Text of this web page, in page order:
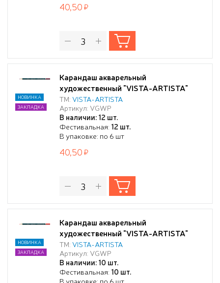
40,50
Карандаш акварельный
художественный "VISTA-ARTISTA"
"Gallery" заточенный 311 Бордо (Claret)
ТМ:VISTA-ARTISTA
Артикул: VGWP
В наличии: 12 шт.
Фестивальная: 12 шт.
В упаковке: по 6 шт
НОВИНКА
ЗАКЛАДКА
40,50
Карандаш акварельный
художественный "VISTA-ARTISTA"
"Gallery" заточенный 314 Кадмиевый
красный средний (Cadmium red
medium)
ТМ:VISTA-ARTISTA
Артикул: VGWP
В наличии: 10 шт.
Фестивальная: 10 шт.
В упаковке: по 6 шт
НОВИНКА
ЗАКЛАДКА